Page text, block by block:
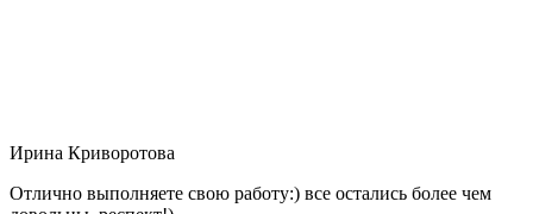
Ирина Криворотова
Отлично выполняете свою работу:) все остались более чем